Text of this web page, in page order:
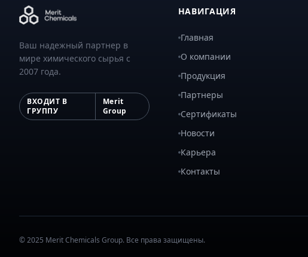
Ваш надежный партнер в
мире химического сырья с
2007 года.
ВХОДИТ В
ГРУППУ
Merit
Group
НАВИГАЦИЯ
Главная
О компании
Продукция
Партнеры
Сертификаты
Новости
Карьера
Контакты
© 2025 Merit Chemicals Group. Все права защищены.